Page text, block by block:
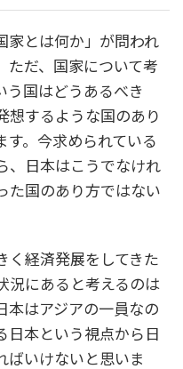
家とは何か」が問われ
ただ、国家について考
う国はどうあるべき
想するような国のあり
す。今求められている
、日本はこうでなけれ
た国のあり方ではない
く経済発展をしてきた
況にあると考えるのは
本はアジアの一員なの
日本という視点から日
ばいけないと思いま